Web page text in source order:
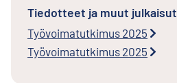
Tiedotteet ja muut julkaisut
Työvoimatutkimus 2025
Työvoimatutkimus 2025